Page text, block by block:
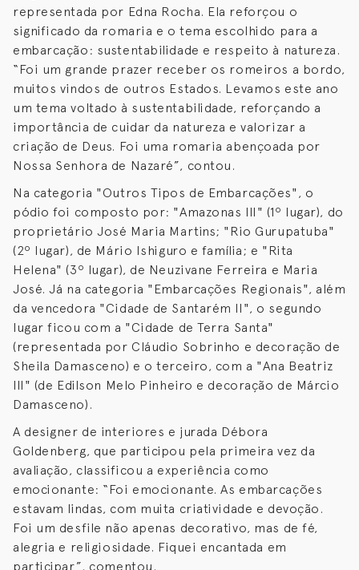
representada por Edna Rocha. Ela reforçou o
significado da romaria e o tema escolhido para a
embarcação: sustentabilidade e respeito à natureza.
“Foi um grande prazer receber os romeiros a bordo,
muitos vindos de outros Estados. Levamos este ano
um tema voltado à sustentabilidade, reforçando a
importância de cuidar da natureza e valorizar a
criação de Deus. Foi uma romaria abençoada por
Nossa Senhora de Nazaré”, contou.
Na categoria "Outros Tipos de Embarcações", o
pódio foi composto por: "Amazonas III" (1º lugar), do
proprietário José Maria Martins; "Rio Gurupatuba"
(2º lugar), de Mário Ishiguro e família; e "Rita
Helena" (3º lugar), de Neuzivane Ferreira e Maria
José. Já na categoria "Embarcações Regionais", além
da vencedora "Cidade de Santarém II", o segundo
lugar ficou com a "Cidade de Terra Santa"
(representada por Cláudio Sobrinho e decoração de
Sheila Damasceno) e o terceiro, com a "Ana Beatriz
III" (de Edilson Melo Pinheiro e decoração de Márcio
Damasceno).
A designer de interiores e jurada Débora
Goldenberg, que participou pela primeira vez da
avaliação, classificou a experiência como
emocionante: “Foi emocionante. As embarcações
estavam lindas, com muita criatividade e devoção.
Foi um desfile não apenas decorativo, mas de fé,
alegria e religiosidade. Fiquei encantada em
participar”, comentou.